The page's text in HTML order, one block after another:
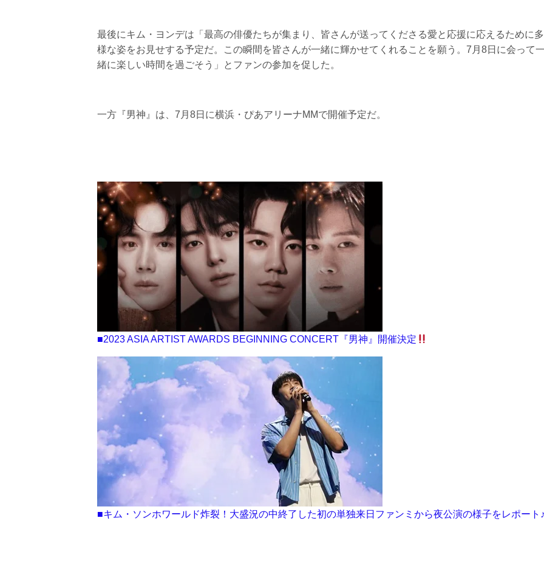
最後にキム・ヨンデは「最高の俳優たちが集まり、皆さんが送ってくださる愛と応援に応えるために多
様な姿をお見せする予定だ。この瞬間を皆さんが一緒に輝かせてくれることを願う。7月8日に会って
緒に楽しい時間を過ごそう」とファンの参加を促した。
一方『男神』は、7月8日に横浜・ぴあアリーナMMで開催予定だ。
■2023 ASIA ARTIST AWARDS BEGINNING CONCERT『男神』開催決定
■キム・ソンホワールド炸裂！大盛況の中終了した初の単独来日ファンミから夜公演の様子をレポート